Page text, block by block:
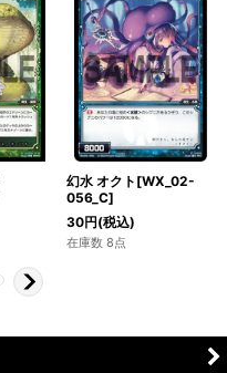
幻水 オクト[WX_02-
056_C]
30円(税込)
在庫数 8点